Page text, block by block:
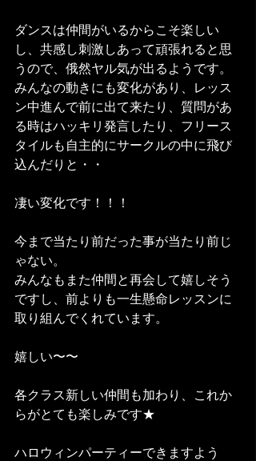
ダンスは仲間がいるからこそ楽しい
し、共感し刺激しあって頑張れると思
うので、俄然ヤル気が出るようです。
みんなの動きにも変化があり、レッス
ン中進んで前に出て来たり、質問があ
る時はハッキリ発言したり、フリース
タイルも自主的にサークルの中に飛び
込んだりと・・
凄い変化です！！！
今まで当たり前だった事が当たり前じ
ゃない。
みんなもまた仲間と再会して嬉しそう
ですし、前よりも一生懸命レッスンに
取り組んでくれています。
嬉しい〜〜
各クラス新しい仲間も加わり、これか
らがとても楽しみです★
ハロウィンパーティーできますよう